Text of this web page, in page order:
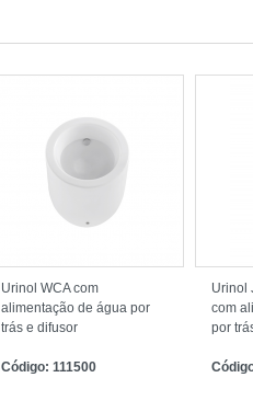
Urinol WCA com
alimentação de água por
trás e difusor
Código: 111500
Urinol
com
por